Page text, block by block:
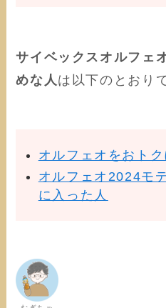
サイベックスオルフェ
めな人 は以下のとおり
オルフェオをおト
オルフェオ2024モ
に入った人